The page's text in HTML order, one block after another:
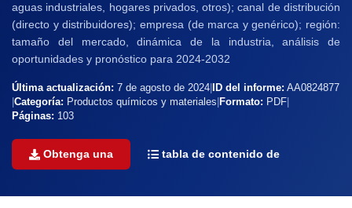
aguas industriales, hogares privados, otros); canal de distribución
(directo y distribuidores); empresa (de marca y genérico); región:
tamaño del mercado, dinámica de la industria, análisis de
oportunidades y pronóstico para 2024-2032
Última actualización: 7 de agosto de 2024 ID del informe: AA0824877
Categoría: Productos químicos y materiales Formato: PDF
Páginas: 103
Obtenga una tabla de contenido de